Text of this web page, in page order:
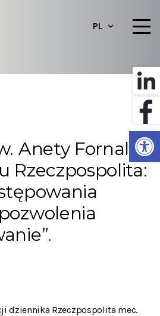
PL
Anety Fornalik
Rzeczpospolita:
dziennika Rzeczpospolita mec.